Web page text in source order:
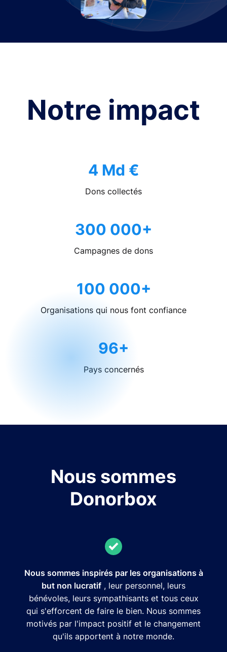
Notre impact
4 Md €
Dons collectés
300 000+
Campagnes de dons
100 000+
Organisations qui nous font confiance
96+
Pays concernés
Nous sommes
Donorbox
Nous sommes inspirés par les organisations à
but non lucratif , leur personnel, leurs
bénévoles, leurs sympathisants et tous ceux
qui s'efforcent de faire le bien. Nous sommes
motivés par l'impact positif et le changement
qu'ils apportent à notre monde.